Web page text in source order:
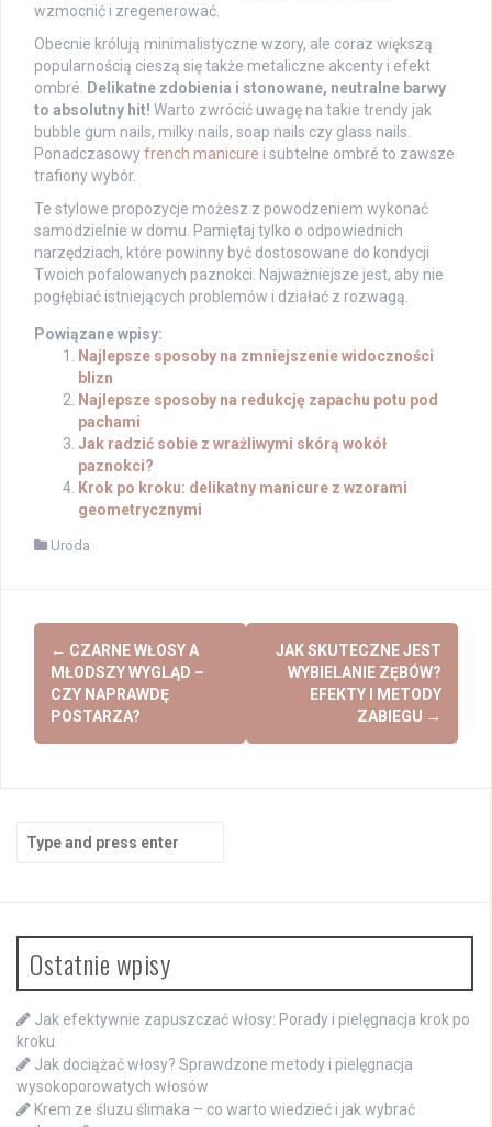
wzmocnić i zregenerować.
Obecnie królują minimalistyczne wzory, ale coraz większą
popularnością cieszą się także metaliczne akcenty i efekt
ombré.
Delikatne zdobienia i stonowane, neutralne barwy
to absolutny hit! Warto zwrócić uwagę na takie trendy jak
bubble gum nails, milky nails, soap nails czy glass nails.
Ponadczasowyfrench manicure i subtelne ombré to zawsze
trafiony wybór.
Te stylowe propozycje możesz z powodzeniem wykonać
samodzielnie w domu. Pamiętaj tylko o odpowiednich
narzędziach, które powinny być dostosowane do kondycji
Twoich pofalowanych paznokci. Najważniejsze jest, aby nie
pogłębiać istniejących problemów i działać z rozwagą.
Powiązane wpisy:
Najlepsze sposoby na zmniejszenie widoczności
blizn
Najlepsze sposoby na redukcję zapachu potu pod
pachami
Jak radzić sobie z wrażliwymi skórą wokół
paznokci?
Krok po kroku: delikatny manicure z wzorami
geometrycznymi
Uroda
Post
navigation
← CZARNE WŁOSY A
MŁODSZY WYGLĄD –
CZY NAPRAWDĘ
POSTARZA?
JAK SKUTECZNE JEST
WYBIELANIE ZĘBÓW?
EFEKTY I METODY
ZABIEGU →
for:
Ostatnie wpisy
Jak efektywnie zapuszczać włosy: Porady i pielęgnacja krok po
kroku
Jak dociążać włosy? Sprawdzone metody i pielęgnacja
wysokoporowatych włosów
Krem ze śluzu ślimaka – co warto wiedzieć i jak wybrać